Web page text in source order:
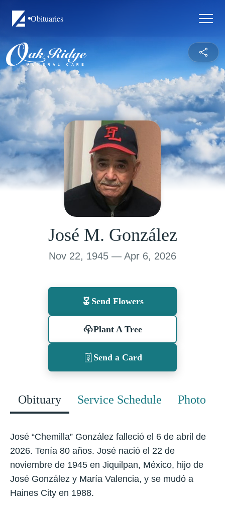
Obituaries
José M. González
Nov 22, 1945 — Apr 6, 2026
Send Flowers
Plant A Tree
Send a Card
Obituary Service Schedule Photo
José “Chemilla” González falleció el 6 de abril de
2026. Tenía 80 años. José nació el 22 de
noviembre de 1945 en Jiquilpan, México, hijo de
José González y María Valencia, y se mudó a
Haines City en 1988.